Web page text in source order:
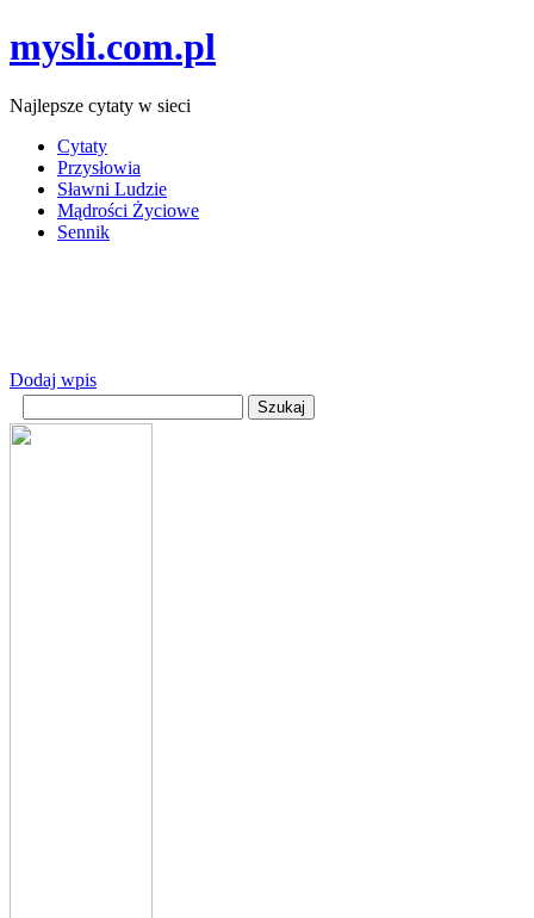
mysli.com.pl
Najlepsze cytaty w sieci
Cytaty
Przysłowia
Sławni Ludzie
Mądrości Życiowe
Sennik
Dodaj wpis